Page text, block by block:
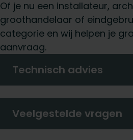
Of je nu een installateur,
groothandelaar of
categorie en wij helpen je
aanvraag.
Technisch advies
Veelgestelde vragen